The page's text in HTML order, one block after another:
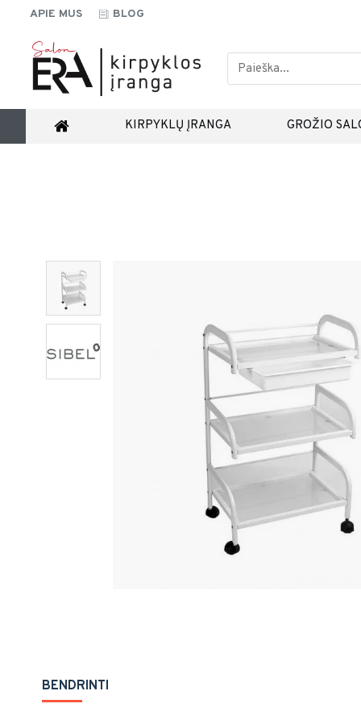
APIE MUS BLOG
KIRPYKLŲ ĮRANGA GROŽIO
BENDRINTI